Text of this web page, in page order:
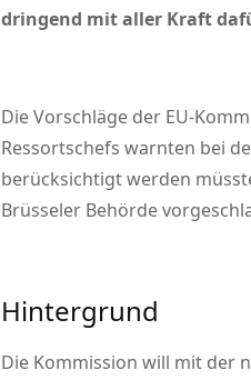
dringend mit aller Kraft
Die Vorschläge der EU-
Ressortschefs warnten bei
berücksichtigt werden
Brüsseler Behörde
Hintergrund
Die Kommission will mit der